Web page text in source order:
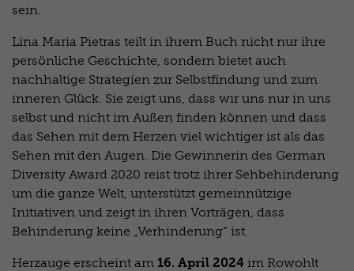
sein.
Lina Maria Pietras teilt in ihrem Buch nicht nur ihre
persönliche Geschichte, sondern bietet auch
nachhaltige Strategien zur Selbstfindung und zum
inneren Glück. Sie zeigt uns, dass wir uns nur in uns
selbst und nicht im Außen finden können und dass
das Sehen mit dem Herzen viel wichtiger ist als das
Sehen mit den Augen. Die Gewinnerin des German
Diversity Award 2020 reist trotz ihrer Sehbehinderung
um die ganze Welt, unterstützt gemeinnützige
Initiativen und zeigt in ihren Vorträgen, dass
Behinderung keine „Verhinderung“ ist.
Herzauge erscheint am 16. April 2024 im Rowohlt